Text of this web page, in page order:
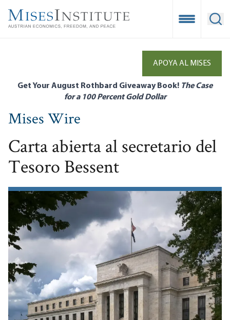
main
Open
APOYA AL MISES
Get Your August Rothbard Giveaway Book! The Case
for a 100 Percent Gold Dollar
Mises Wire
Carta abierta al secretario del
Tesoro Bessent